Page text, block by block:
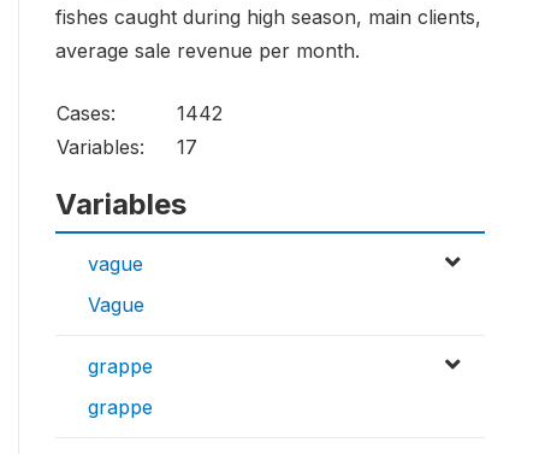
fishes caught during high season, main clients,
average sale revenue per month.
Cases:
1442
Variables:
17
Variables
vague
Vague
grappe
grappe